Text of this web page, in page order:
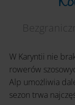
W Karyntii nie
rowerów
Alp umożliwia
sezon trwa